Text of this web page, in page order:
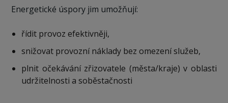
Energetické úspory jim umožňují:
řídit provoz efektivněji,
snižovat provozní náklady bez omezení služeb,
plnit očekávání zřizovatele (města/kraje) v oblasti
udržitelnosti a soběstačnosti